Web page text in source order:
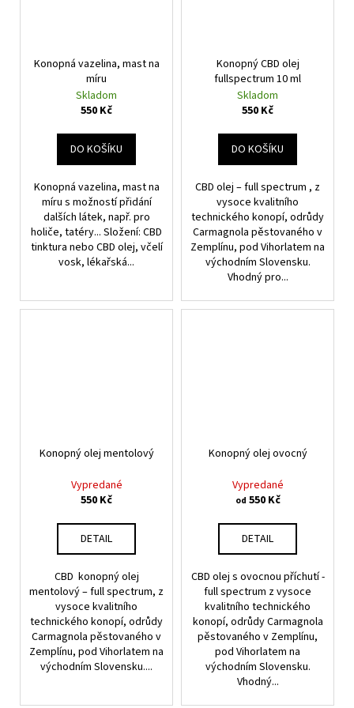
Konopná vazelina, mast na
míru
Skladom
550 Kč
DO KOŠÍKU
Konopná vazelina, mast na
míru s možností přidání
dalších látek, např. pro
holiče, tatéry... Složení: CBD
tinktura nebo CBD olej, včelí
vosk, lékařská...
Konopný CBD olej
fullspectrum 10 ml
Skladom
550 Kč
DO KOŠÍKU
CBD olej – full spectrum , z
vysoce kvalitního
technického konopí, odrůdy
Carmagnola pěstovaného v
Zemplínu, pod Vihorlatem na
východním Slovensku.
Vhodný pro...
Konopný olej mentolový
Vypredané
550 Kč
DETAIL
CBD konopný olej
mentolový – full spectrum, z
vysoce kvalitního
technického konopí, odrůdy
Carmagnola pěstovaného v
Zemplínu, pod Vihorlatem na
východním Slovensku....
Konopný olej ovocný
Vypredané
od 550 Kč
DETAIL
CBD olej s ovocnou příchutí -
full spectrum z vysoce
kvalitního technického
konopí, odrůdy Carmagnola
pěstovaného v Zemplínu,
pod Vihorlatem na
východním Slovensku.
Vhodný...